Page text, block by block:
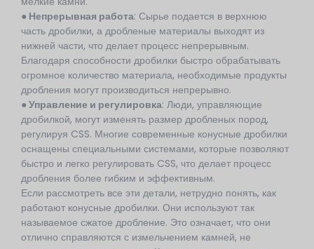
● Непрерывная работа: Сырье подается в верхнюю
часть дробилки, а дробленые материалы выходят из
нижней части, что делает процесс непрерывным.
Благодаря способности дробилки быстро обрабатывать
огромное количество материала, необходимые продукты
дробления могут производиться непрерывно.
● Управление и регулировка: Люди, управляющие
дробилкой, могут изменять размер дробленых пород,
регулируя CSS. Многие современные конусные дробилки
оснащены специальными системами, которые позволяют
быстро и легко регулировать CSS, что делает процесс
дробления более гибким и эффективным.
Если рассмотреть все эти детали, нетрудно понять, как
работают конусные дробилки. Они используют так
называемое сжатое дробление. Это означает, что они
отлично справляются с измельчением камней, не